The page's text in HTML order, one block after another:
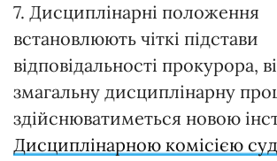
7. Дисциплінарні положення
встановлюють чіткі підстави
відповідальності прокурора,
змагальну дисциплінарну
здійснюватиметься новою
Дисциплінарною комісією